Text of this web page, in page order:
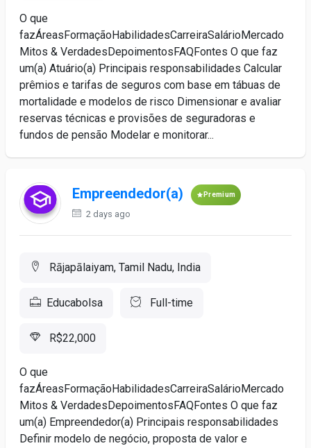
O que
fazÁreasFormaçãoHabilidadesCarreiraSalárioMercado
Mitos & VerdadesDepoimentosFAQFontes O que faz
um(a) Atuário(a) Principais responsabilidades Calcular
prêmios e tarifas de seguros com base em tábuas de
mortalidade e modelos de risco Dimensionar e avaliar
reservas técnicas e provisões de seguradoras e
fundos de pensão Modelar e monitorar...
Empreendedor(a) Premium
2 days ago
Rājapālaiyam, Tamil Nadu, India
Educabolsa Full-time
R$22,000
O que
fazÁreasFormaçãoHabilidadesCarreiraSalárioMercado
Mitos & VerdadesDepoimentosFAQFontes O que faz
um(a) Empreendedor(a) Principais responsabilidades
Definir modelo de negócio, proposta de valor e